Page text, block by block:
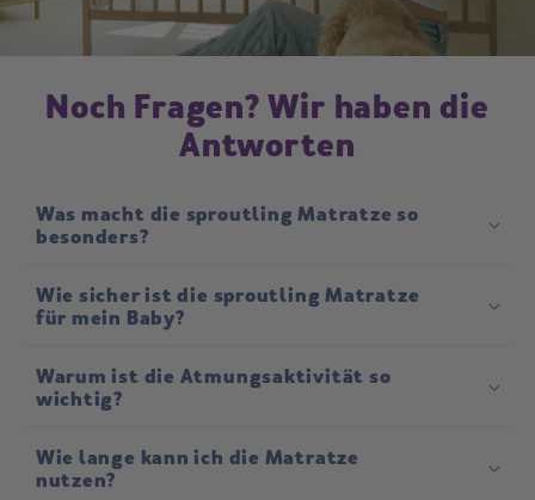
Noch Fragen? Wir haben die
Antworten
Was macht die sproutling Matratze so
besonders?
Wie sicher ist die sproutling Matratze
für mein Baby?
Warum ist die Atmungsaktivität so
wichtig?
Wie lange kann ich die Matratze
nutzen?